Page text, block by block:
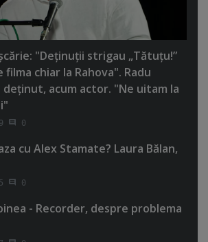
"Deţinuţii strigau „Tătuţu!”
filma chiar la Rahova". Radu
deţinut, acum actor. "Ne uitam la
0
cu Alex Stamate? Laura Bălan,
0
- Recorder, despre problema